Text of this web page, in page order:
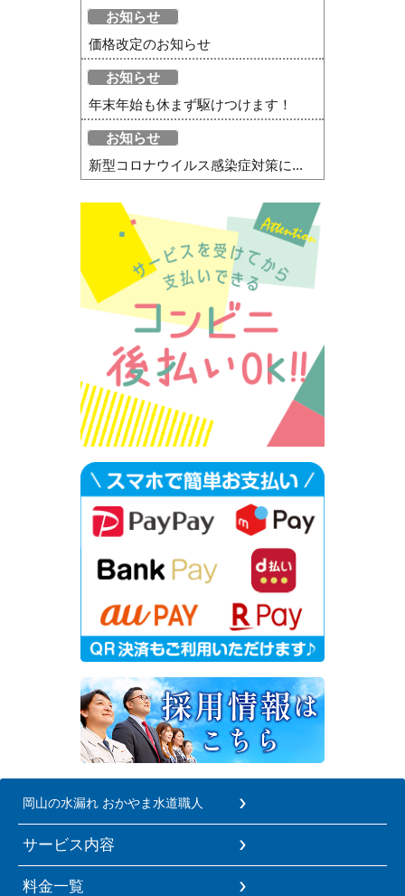
お知らせ
価格改定のお知らせ
お知らせ
年末年始も休まず駆けつけます！
お知らせ
新型コロナウイルス感染症対策に...
岡山の水漏れ おかやま水道職人
サービス内容
料金一覧